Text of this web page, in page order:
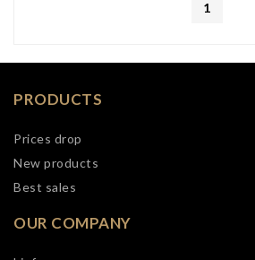
1
PRODUCTS
Prices drop
New products
Best sales
OUR COMPANY